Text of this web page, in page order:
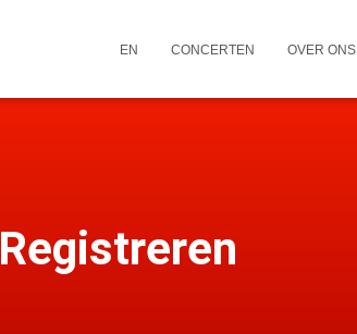
EN CONCERTEN OVER ONS
Registreren